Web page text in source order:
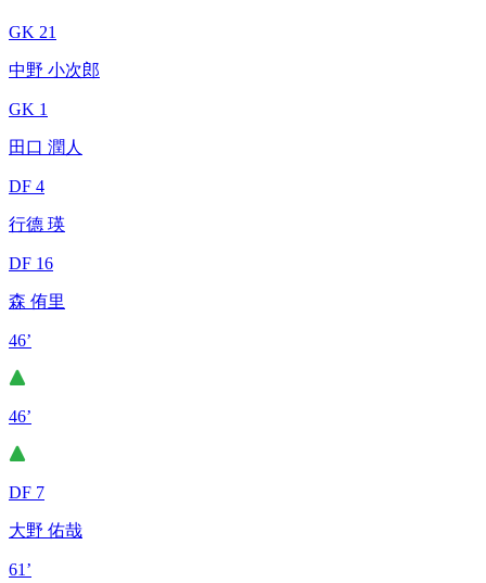
GK 21
中野 小次郎
GK 1
田口 潤人
DF 4
行德 瑛
DF 16
森 侑里
46’
46’
DF 7
大野 佑哉
61’